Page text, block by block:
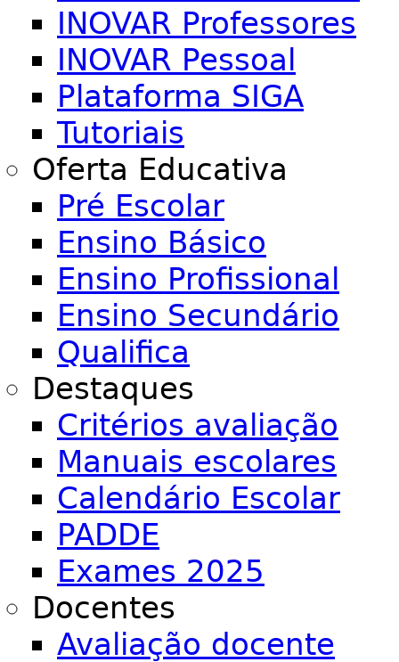
INOVAR Professores
INOVAR Pessoal
Plataforma SIGA
Tutoriais
Oferta Educativa
Pré Escolar
Ensino Básico
Ensino Profissional
Ensino Secundário
Qualifica
Destaques
Critérios avaliação
Manuais escolares
Calendário Escolar
PADDE
Exames 2025
Docentes
Avaliação docente